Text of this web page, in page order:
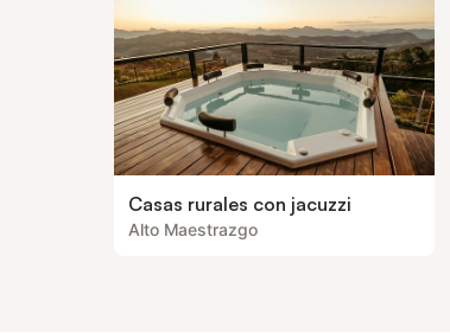
Casas rurales con jacuzzi
Alto Maestrazgo